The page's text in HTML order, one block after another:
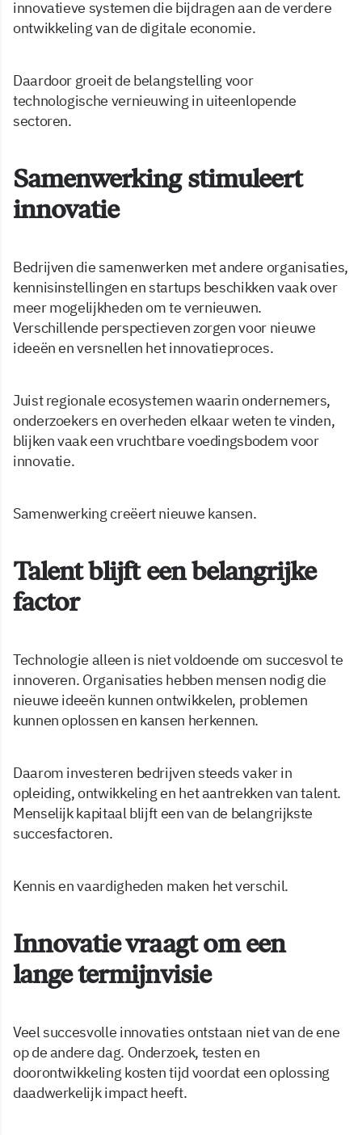
innovatieve systemen die bijdragen aan de verdere
ontwikkeling van de digitale economie.
Daardoor groeit de belangstelling voor
technologische vernieuwing in uiteenlopende
sectoren.
Samenwerking stimuleert
innovatie
Bedrijven die samenwerken met andere organisaties,
kennisinstellingen en startups beschikken vaak over
meer mogelijkheden om te vernieuwen.
Verschillende perspectieven zorgen voor nieuwe
ideeën en versnellen het innovatieproces.
Juist regionale ecosystemen waarin ondernemers,
onderzoekers en overheden elkaar weten te vinden,
blijken vaak een vruchtbare voedingsbodem voor
innovatie.
Samenwerking creëert nieuwe kansen.
Talent blijft een belangrijke
factor
Technologie alleen is niet voldoende om succesvol te
innoveren. Organisaties hebben mensen nodig die
nieuwe ideeën kunnen ontwikkelen, problemen
kunnen oplossen en kansen herkennen.
Daarom investeren bedrijven steeds vaker in
opleiding, ontwikkeling en het aantrekken van talent.
Menselijk kapitaal blijft een van de belangrijkste
succesfactoren.
Kennis en vaardigheden maken het verschil.
Innovatie vraagt om een
lange termijnvisie
Veel succesvolle innovaties ontstaan niet van de ene
op de andere dag. Onderzoek, testen en
doorontwikkeling kosten tijd voordat een oplossing
daadwerkelijk impact heeft.